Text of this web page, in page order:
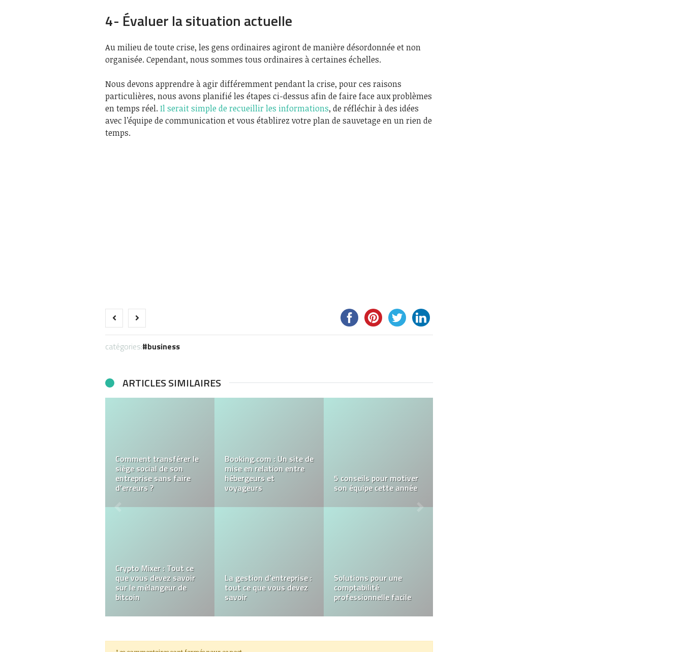
4- Évaluer la situation actuelle
Au milieu de toute crise, les gens ordinaires agiront de manière désordonnée et non
organisée. Cependant, nous sommes tous ordinaires à certaines échelles.
Nous devons apprendre à agir différemment pendant la crise, pour ces raisons
particulières, nous avons planifié les étapes ci-dessus afin de faire face aux problèmes
en temps réel. Il serait simple de recueillir les informations, de réfléchir à des idées
avec l’équipe de communication et vous établirez votre plan de sauvetage en un rien de
temps.
catégories: business
ARTICLES SIMILAIRES
IMMOBILIER
COMMERCIAL
Acheter des vues
Youtube est-il une
bonne idée ?
Top Meilleures agences
web à Marrakech
3 façons d’obtenir une
adresse enregistrée en
France
Comment créer une
société offshore ?
Domiciliation
d’entreprise